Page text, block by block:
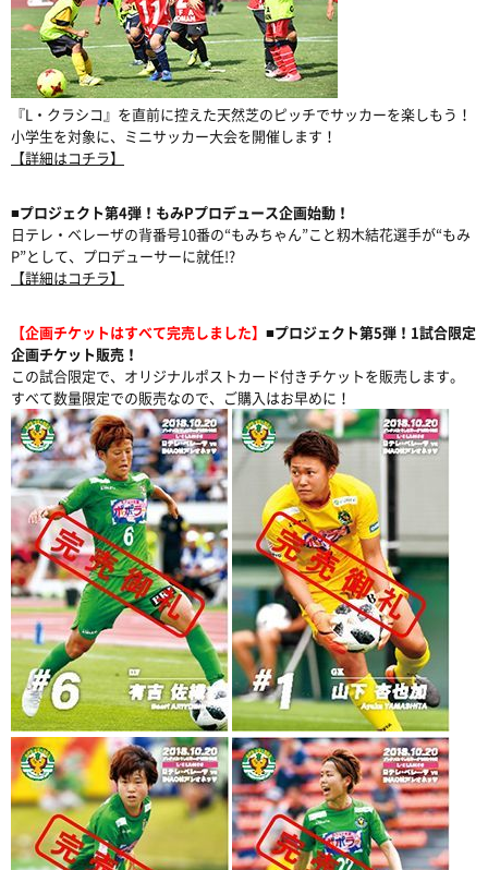
『L・クラシコ』を直前に控えた天然芝のピッチでサッカーを楽しもう！
小学生を対象に、ミニサッカー大会を開催します！
【詳細はコチラ】
■プロジェクト第4弾！もみPプロデュース企画始動！
日テレ・ベレーザの背番号10番の“もみちゃん”こと籾木結花選手が“もみ
P”として、プロデューサーに就任!?
【詳細はコチラ】
【企画チケットはすべて完売しました】 ■プロジェクト第5弾！1試合限定
企画チケット販売！
この試合限定で、オリジナルポストカード付きチケットを販売します。
すべて数量限定での販売なので、ご購入はお早めに！